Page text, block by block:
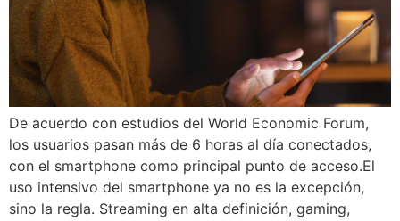
De acuerdo con estudios del World Economic Forum,
los usuarios pasan más de 6 horas al día conectados,
con el smartphone como principal punto de acceso.El
uso intensivo del smartphone ya no es la excepción,
sino la regla. Streaming en alta definición, gaming,